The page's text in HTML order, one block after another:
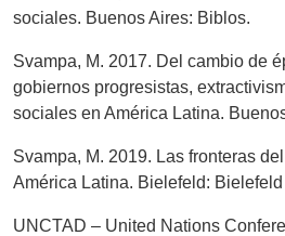
sociales. Buenos Aires: Biblos.
Svampa, M. 2017. Del cambio de
gobiernos progresistas,
sociales en América Latina.
Svampa, M. 2019. Las fronteras
América Latina. Bielefeld:
UNCTAD – United Nations